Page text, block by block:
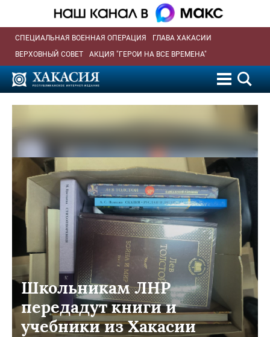
СПЕЦИАЛЬНАЯ ВОЕННАЯ ОПЕРАЦИЯ
ГЛАВА ХАКАСИИ
ВЕРХОВНЫЙ СОВЕТ
АКЦИЯ "ГЕРОИ НА ВСЕ ВРЕМЕНА"
Школьникам ЛНР
передадут книги и
учебники из Хакасии